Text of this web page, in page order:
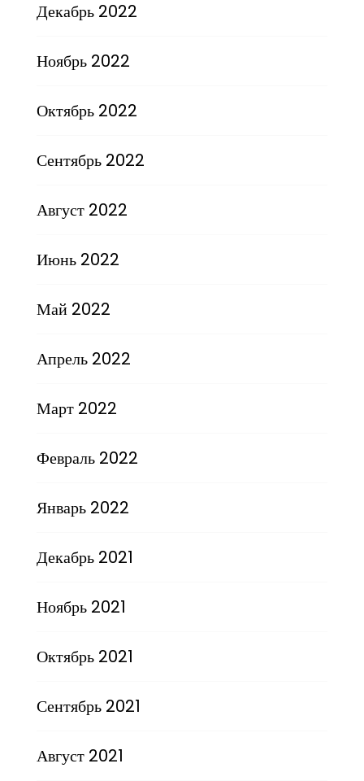
Декабрь 2022
Ноябрь 2022
Октябрь 2022
Сентябрь 2022
Август 2022
Июнь 2022
Май 2022
Апрель 2022
Март 2022
Февраль 2022
Январь 2022
Декабрь 2021
Ноябрь 2021
Октябрь 2021
Сентябрь 2021
Август 2021